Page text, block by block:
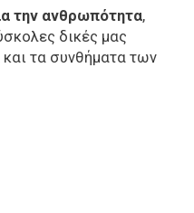
την ανθρωπότητα,
δικές μας
τα συνθήματα των